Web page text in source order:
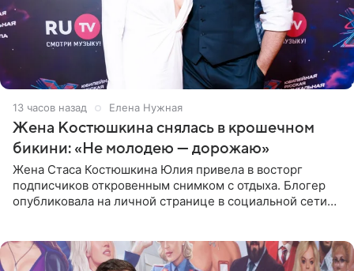
13 часов назад Елена Нужная
Жена Костюшкина снялась в крошечном
бикини: «Не молодею — дорожаю»
Жена Стаса Костюшкина Юлия привела в восторг
подписчиков откровенным снимком с отдыха. Блогер
опубликовала на личной странице в социальной сети